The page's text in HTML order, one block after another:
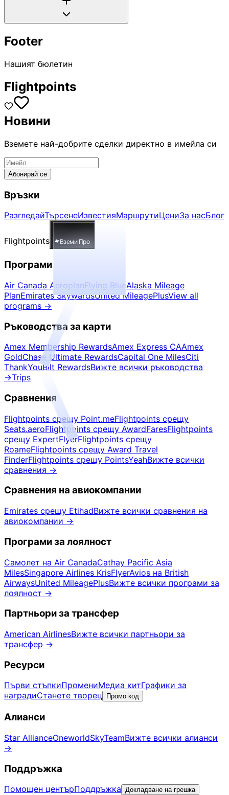
Footer
Нашият бюлетин
Flightpoints
Новини
Вземете най-добрите сделки директно в имейла си
Абонирай се
Връзки
РазгледайТърсенеИзвестияМаршрутиЦениЗа насБлог
Flightpoints Вземи Про
Програми
Air Canada AeroplanFlying BlueAlaska Mileage
PlanEmirates SkywardsUnited MileagePlusView all
programs →
Ръководства за карти
Amex Membership RewardsAmex Express CAAmex
GoldChase Ultimate RewardsCapital One MilesCiti
ThankYouBilt RewardsВижте всички ръководства
→Trips
Сравнения
Flightpoints срещу Point.meFlightpoints срещу
Seats.aeroFlightpoints срещу AwardFaresFlightpoints
срещу ExpertFlyerFlightpoints срещу
RoameFlightpoints срещу Award Travel
FinderFlightpoints срещу PointsYeahВижте всички
сравнения →
Сравнения на авиокомпании
Emirates срещу EtihadВижте всички сравнения на
авиокомпании →
Програми за лоялност
Самолет на Air CanadaCathay Pacific Asia
MilesSingapore Airlines KrisFlyerAvios на British
AirwaysUnited MileagePlusВижте всички програми за
лоялност →
Партньори за трансфер
American AirlinesВижте всички партньори за
трансфер →
Ресурси
Първи стъпкиПромениМедиа китГрафики за
наградиСтанете творец Промо код
Алианси
Star AllianceOneworldSkyTeamВижте всички алианси
→
Поддръжка
Помощен центърПоддръжка Докладване на грешка